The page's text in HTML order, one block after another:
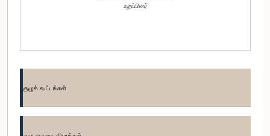
உறுப்பினர்
குழுக் கூட்டங்கள்